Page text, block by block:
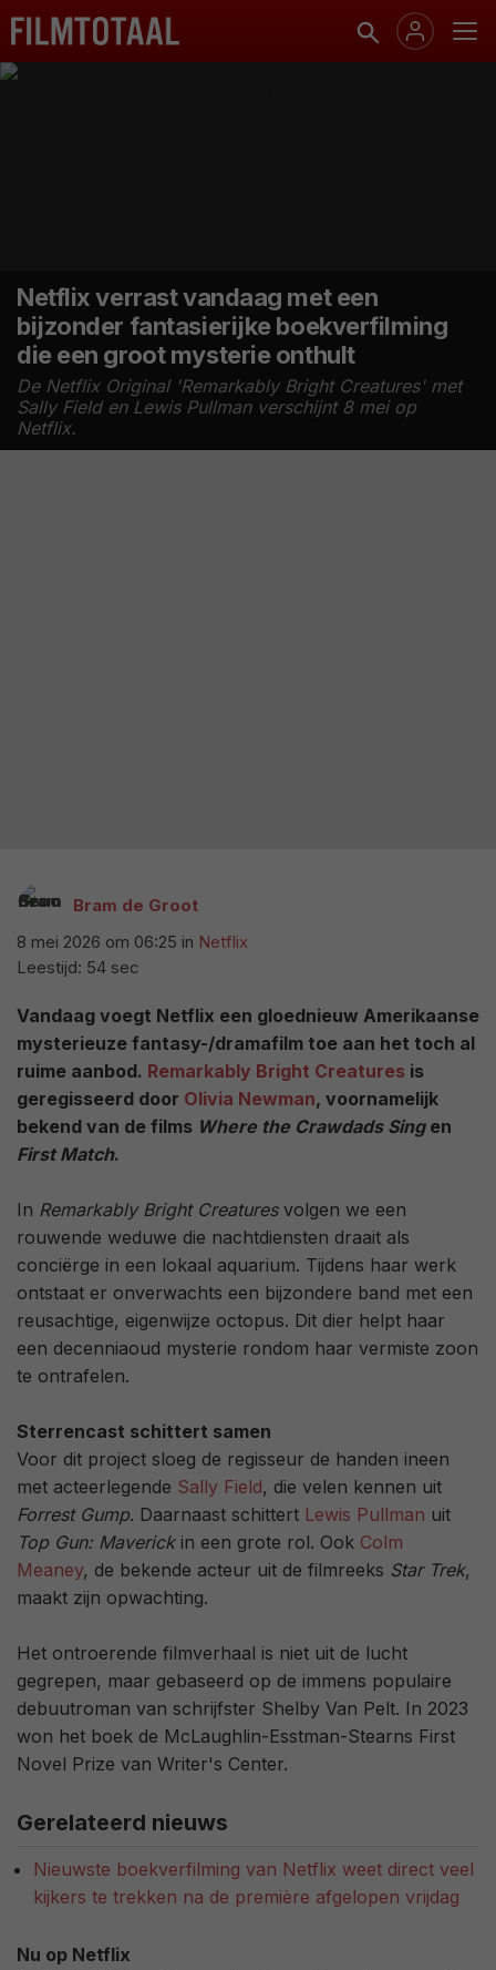
Netflix verrast vandaag met een
bijzonder fantasierijke boekverfilming
die een groot mysterie onthult
De Netflix Original 'Remarkably Bright Creatures' met
Sally Field en Lewis Pullman verschijnt 8 mei op
Netflix.
Bram de Groot
8 mei 2026 om 06:25 in Netflix
Leestijd: 54 sec
Vandaag voegt Netflix een gloednieuw Amerikaanse
mysterieuze fantasy-/dramafilm toe aan het toch al
ruime aanbod. Remarkably Bright Creatures is
geregisseerd door Olivia Newman, voornamelijk
bekend van de films Where the Crawdads Singen
First Match.
In Remarkably Bright Creaturesvolgen we een
rouwende weduwe die nachtdiensten draait als
conciërge in een lokaal aquarium. Tijdens haar werk
ontstaat er onverwachts een bijzondere band met een
reusachtige, eigenwijze octopus. Dit dier helpt haar
een decenniaoud mysterie rondom haar vermiste zoon
te ontrafelen.
Sterrencast schittert samen
Voor dit project sloeg de regisseur de handen ineen
met acteerlegende Sally Field, die velen kennen uit
Forrest Gump. Daarnaast schittert Lewis Pullman uit
Top Gun: Maverickin een grote rol. Ook Colm
Meaney, de bekende acteur uit de filmreeks Star Trek,
maakt zijn opwachting.
Het ontroerende filmverhaal is niet uit de lucht
gegrepen, maar gebaseerd op de immens populaire
debuutroman van schrijfster Shelby Van Pelt. In 2023
won het boek de McLaughlin-Esstman-Stearns First
Novel Prize van Writer's Center.
Gerelateerd nieuws
Nieuwste boekverfilming van Netflix weet direct veel
kijkers te trekken na de première afgelopen vrijdag
Nu op Netflix